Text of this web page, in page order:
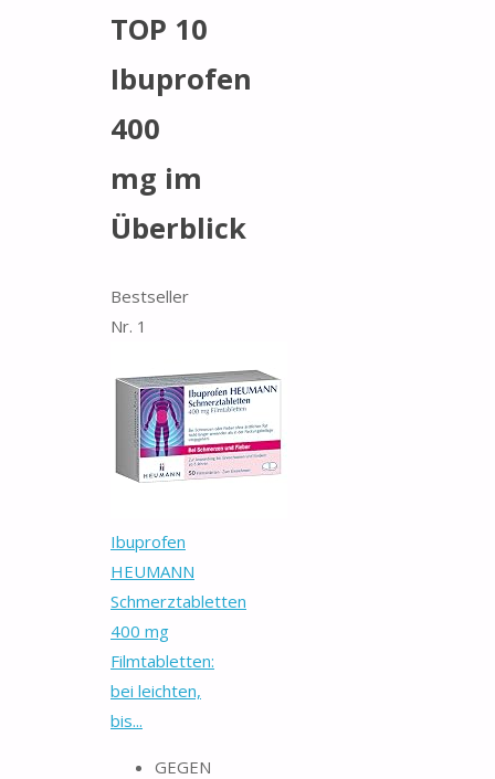
TOP 10
Ibuprofen
400
mg im
Überblick
Bestseller
Nr. 1
Ibuprofen
HEUMANN
Schmerztabletten
400 mg
Filmtabletten:
bei leichten,
bis...
GEGEN